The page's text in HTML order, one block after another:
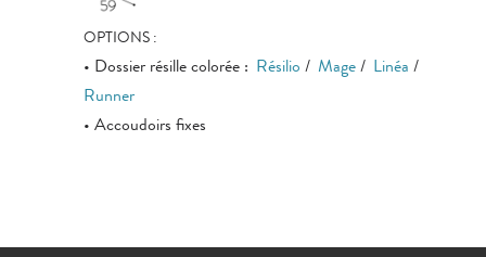
OPTIONS :
• Dossier résille colorée : Résilio / Mage / Linéa /
Runner
• Accoudoirs fixes